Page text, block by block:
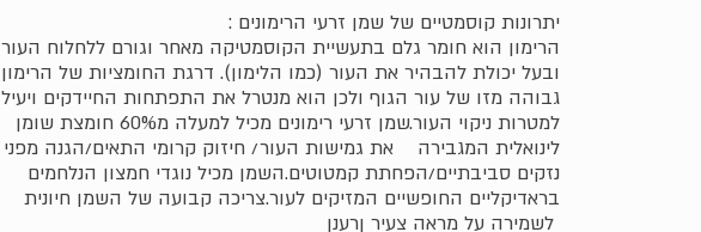
: יתרונות קוסמטיים של שמן זרעי הרימונים
הרימון הוא חומר גלם בתעשיית הקוסמטיקה מאחר וגורם ללחלוח העור
ובעל יכולת להבהיר את העור (כמו הלימון). דרגת החומציות של הרימון
גבוהה מזו של עור הגוף ולכן הוא מנטרל את התפתחות החיידקים ויעיל
למטרות ניקוי העור.שמן זרעי רימונים מכיל למעלה מ60% חומצת שומן
לינואלית המגבירה את גמישות העור/ חיזוק קרומי התאים/הגנה מפני
נזקים סביבתיים/הפחתת קמטוטים.השמן מכיל נוגדי חמצון הנלחמים
בראדיקליים החופשיים המזיקים לעור.צריכה קבועה של השמן חיונית